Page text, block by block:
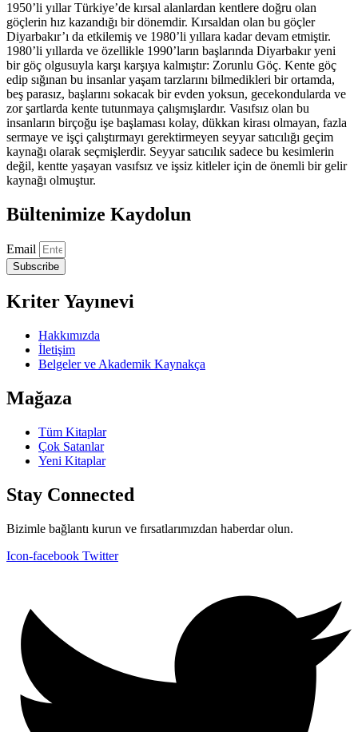
1950’li yıllar Türkiye’de kırsal alanlardan kentlere doğru olan
göçlerin hız kazandığı bir dönemdir. Kırsaldan olan bu göçler
Diyarbakır’ı da etkilemiş ve 1980’li yıllara kadar devam etmiştir.
1980’li yıllarda ve özellikle 1990’ların başlarında Diyarbakır yeni
bir göç olgusuyla karşı karşıya kalmıştır: Zorunlu Göç. Kente göç
edip sığınan bu insanlar yaşam tarzlarını bilmedikleri bir ortamda,
beş parasız, başlarını sokacak bir evden yoksun, gecekondularda ve
zor şartlarda kente tutunmaya çalışmışlardır. Vasıfsız olan bu
insanların birçoğu işe başlaması kolay, dükkan kirası olmayan, fazla
sermaye ve işçi çalıştırmayı gerektirmeyen seyyar satıcılığı geçim
kaynağı olarak seçmişlerdir. Seyyar satıcılık sadece bu kesimlerin
değil, kentte yaşayan vasıfsız ve işsiz kitleler için de önemli bir gelir
kaynağı olmuştur.
Bültenimize Kaydolun
Email
Subscribe
Kriter Yayınevi
Hakkımızda
İletişim
Belgeler ve Akademik Kaynakça
Mağaza
Tüm Kitaplar
Çok Satanlar
Yeni Kitaplar
Stay Connected
Bizimle bağlantı kurun ve fırsatlarımızdan haberdar olun.
Icon-facebook Twitter